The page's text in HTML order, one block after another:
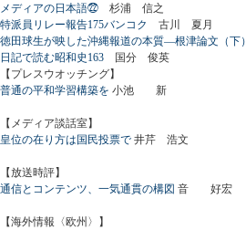
メディアの日本語㉒ 杉浦 信之
特派員リレー報告175バンコク
古川 夏月
徳田球生が映した沖縄報道の本質―根津論文（下）
日記で読む昭和史163 国分 俊英
【プレスウオッチング】
普通の平和学習構築を 小池 新
【メディア談話室】
皇位の在り方は国民投票で 井芹 浩文
【放送時評】
通信とコンテンツ、一気通貫の構図 音 好宏
【海外情報〈欧州〉】